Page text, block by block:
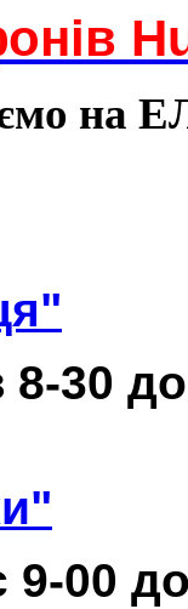
на
8-30
9-00